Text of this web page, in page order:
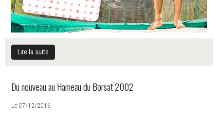
Lire la suite
Du nouveau au Hameau du Borsat 2002
Le 07/12/2016